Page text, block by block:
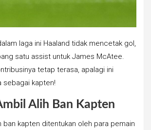
laga ini Haaland tidak mencetak gol,
satu assist untuk James McAtee.
tetap terasa, apalagi ini
sebagai kapten!
Alih Ban Kapten
ban kapten ditentukan oleh para pemain